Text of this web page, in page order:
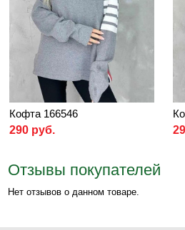
Кофта 166546
290 руб.
Отзывы покупателей
Нет отзывов о данном товаре.